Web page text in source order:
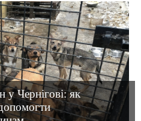
у Чернігові: як